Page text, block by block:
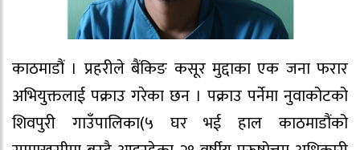
काठमाडौं । प्रहरीले बैंकिङ कसूर मुद्दाका एक जना फरार
अभियुक्तलाई पक्राउ गरेका छन । पक्राउ पर्नेमा नुवाकोटको
शिवपुरी गाउँपालिका(५ घर भई हाल काठमाडौंको